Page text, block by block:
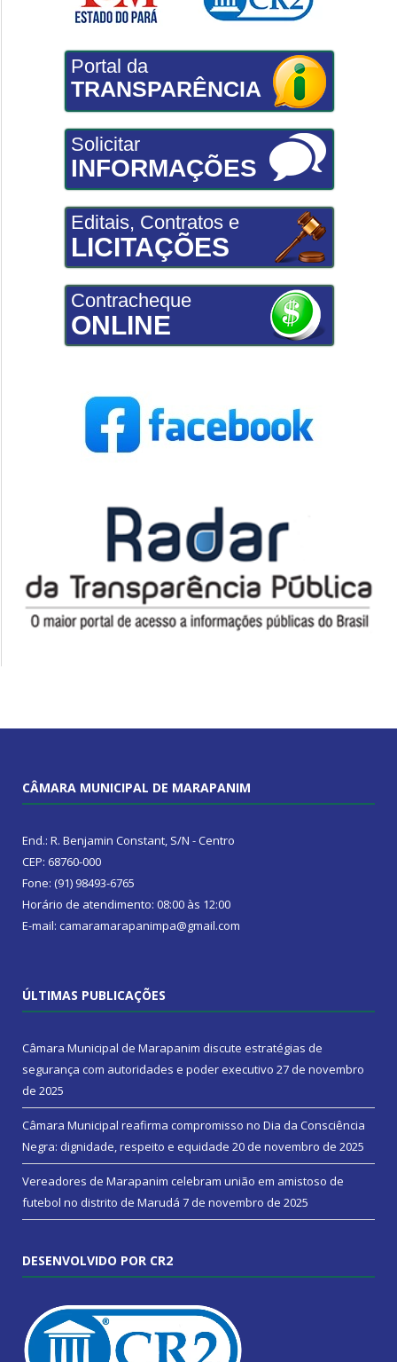
Portal da
TRANSPARÊNCIA
Solicitar
INFORMAÇÕES
Editais, Contratos e
LICITAÇÕES
Contracheque
ONLINE
CÂMARA MUNICIPAL DE MARAPANIM
End.: R. Benjamin Constant, S/N - Centro
CEP: 68760-000
Fone: (91) 98493-6765
Horário de atendimento: 08:00 às 12:00
E-mail: camaramarapanimpa@gmail.com
ÚLTIMAS PUBLICAÇÕES
Câmara Municipal de Marapanim discute estratégias de
segurança com autoridades e poder executivo 27 de novembro
de 2025
Câmara Municipal reafirma compromisso no Dia da Consciência
Negra: dignidade, respeito e equidade 20 de novembro de 2025
Vereadores de Marapanim celebram união em amistoso de
futebol no distrito de Marudá 7 de novembro de 2025
DESENVOLVIDO POR CR2